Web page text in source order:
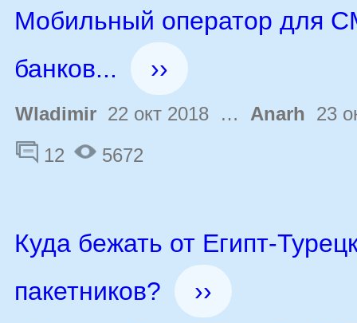
Мобильный оператор для
банков...
››
Wladimir 22 окт 2018 … Anarh 23
12
5672
Куда бежать от Египт-
пакетников?
››